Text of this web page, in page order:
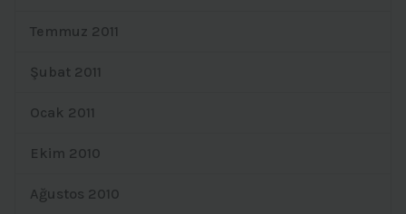
Temmuz 2011
Şubat 2011
Ocak 2011
Ekim 2010
Ağustos 2010